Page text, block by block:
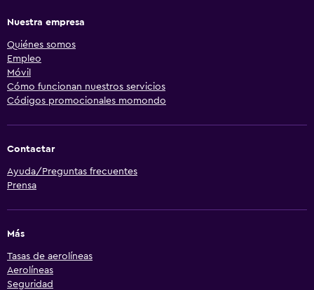
Nuestra empresa
Quiénes somos
Empleo
Móvil
Cómo funcionan nuestros servicios
Códigos promocionales momondo
Contactar
Ayuda/Preguntas frecuentes
Prensa
Más
Tasas de aerolíneas
Aerolíneas
Seguridad